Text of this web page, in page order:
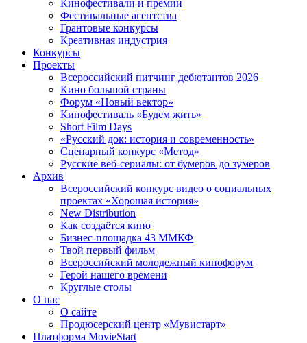
Кинофестивали и премии
Фестивальные агентства
Грантовые конкурсы
Креативная индустрия
Конкурсы
Проекты
Всероссийский питчинг дебютантов 2026
Кино большой страны
Форум «Новый вектор»
Кинофестиваль «Будем жить»
Short Film Days
«Русский док: история и современность»
Сценарный конкурс «Метод»
Русские веб-сериалы: от бумеров до зумеров
Архив
Всероссийский конкурс видео о социальных
проектах «Хорошая история»
New Distribution
Как создаётся кино
Бизнес-площадка 43 ММКФ
Твой первый фильм
Всероссийский молодежный кинофорум
Герой нашего времени
Круглые столы
О нас
О сайте
Продюсерский центр «Мувистарт»
Платформа MovieStart